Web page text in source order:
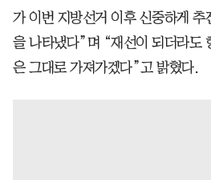
가 이번 지방선거 이후 신중하게 추
을 나타냈다”며 “재선이 되더라도
은 그대로 가져가겠다”고 밝혔다.